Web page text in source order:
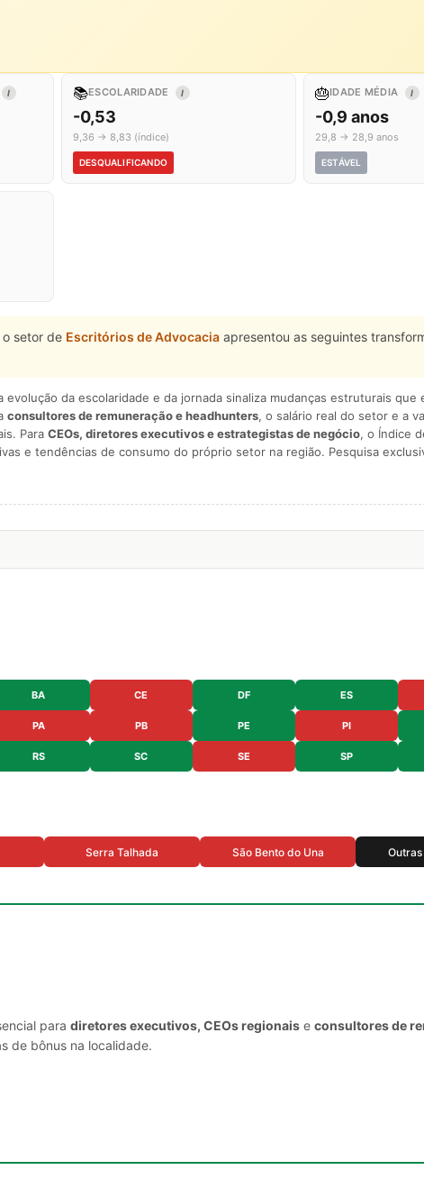
I 📚ESCOLARIDADE I
-0,53
9,36 → 8,83 (índice)
DESQUALIFICANDO
🎂IDADE MÉDIA I
-0,9 anos
29,8 → 28,9 anos
ESTÁVEL
o setor de Escritórios de Advocacia apresentou as seguintes
evolução da escolaridade e da jornada sinaliza mudanças estruturais que
consultores de remuneração e headhunters, o salário real do setor e a
Para CEOs, diretores executivos e estrategistas de negócio, o Índice
e tendências de consumo do próprio setor na região. Pesquisa
BA CE DF ES
PA PB PE PI
RS SC SE SP
Serra Talhada São Bento do Una
para diretores executivos, CEOs regionais e consultores de
de bônus na localidade.